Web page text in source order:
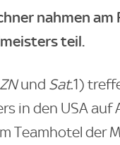
nahmen
teil.
und Sat.1)
in den USA auf
Teamhotel der